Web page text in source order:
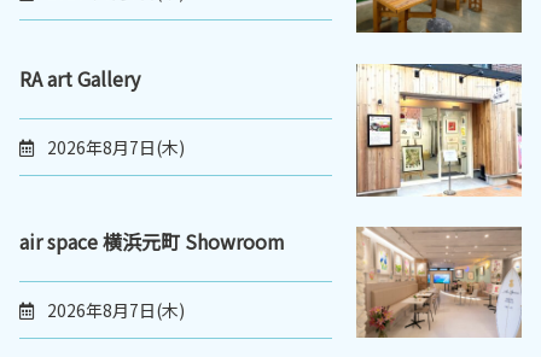
RA art Gallery
2026年8月7日(木)
air space 横浜元町 Showroom
2026年8月7日(木)